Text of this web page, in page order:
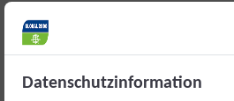
Newsletter an, der sich
Datenschutzinformation